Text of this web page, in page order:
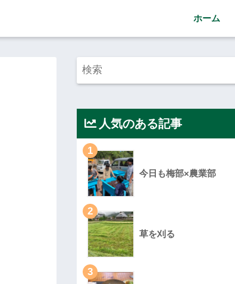
ホーム
人気のある記事
1
今日も梅部×農業部
2
草を刈る
3